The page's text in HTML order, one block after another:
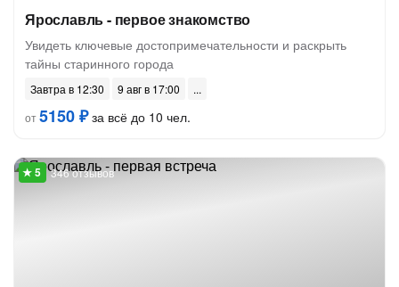
Ярославль - первое знакомство
Увидеть ключевые достопримечательности и раскрыть
тайны старинного города
Завтра в 12:30
9 авг в 17:00
от5150 ₽за всё до 10 чел.
346 отзывов